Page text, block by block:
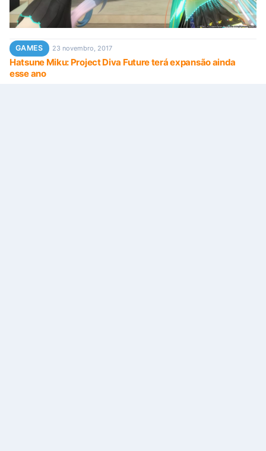
GAMES 23 novembro, 2017
Hatsune Miku: Project Diva Future terá expansão ainda
esse ano